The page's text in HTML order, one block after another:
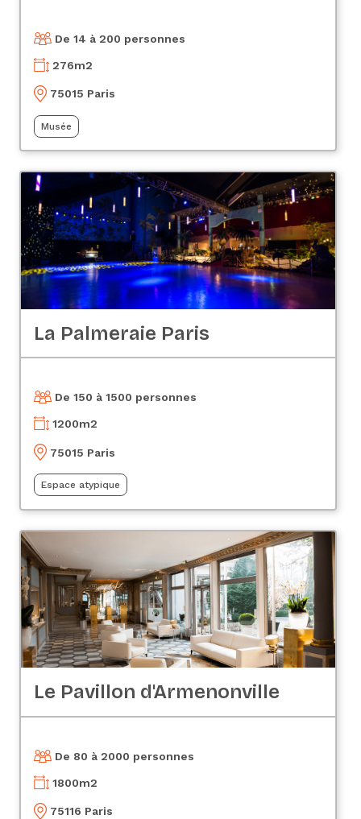
De 14 à 200 personnes
276m2
75015 Paris
Musée
La Palmeraie Paris
De 150 à 1500 personnes
1200m2
75015 Paris
Espace atypique
Le Pavillon d'Armenonville
De 80 à 2000 personnes
1800m2
75116 Paris